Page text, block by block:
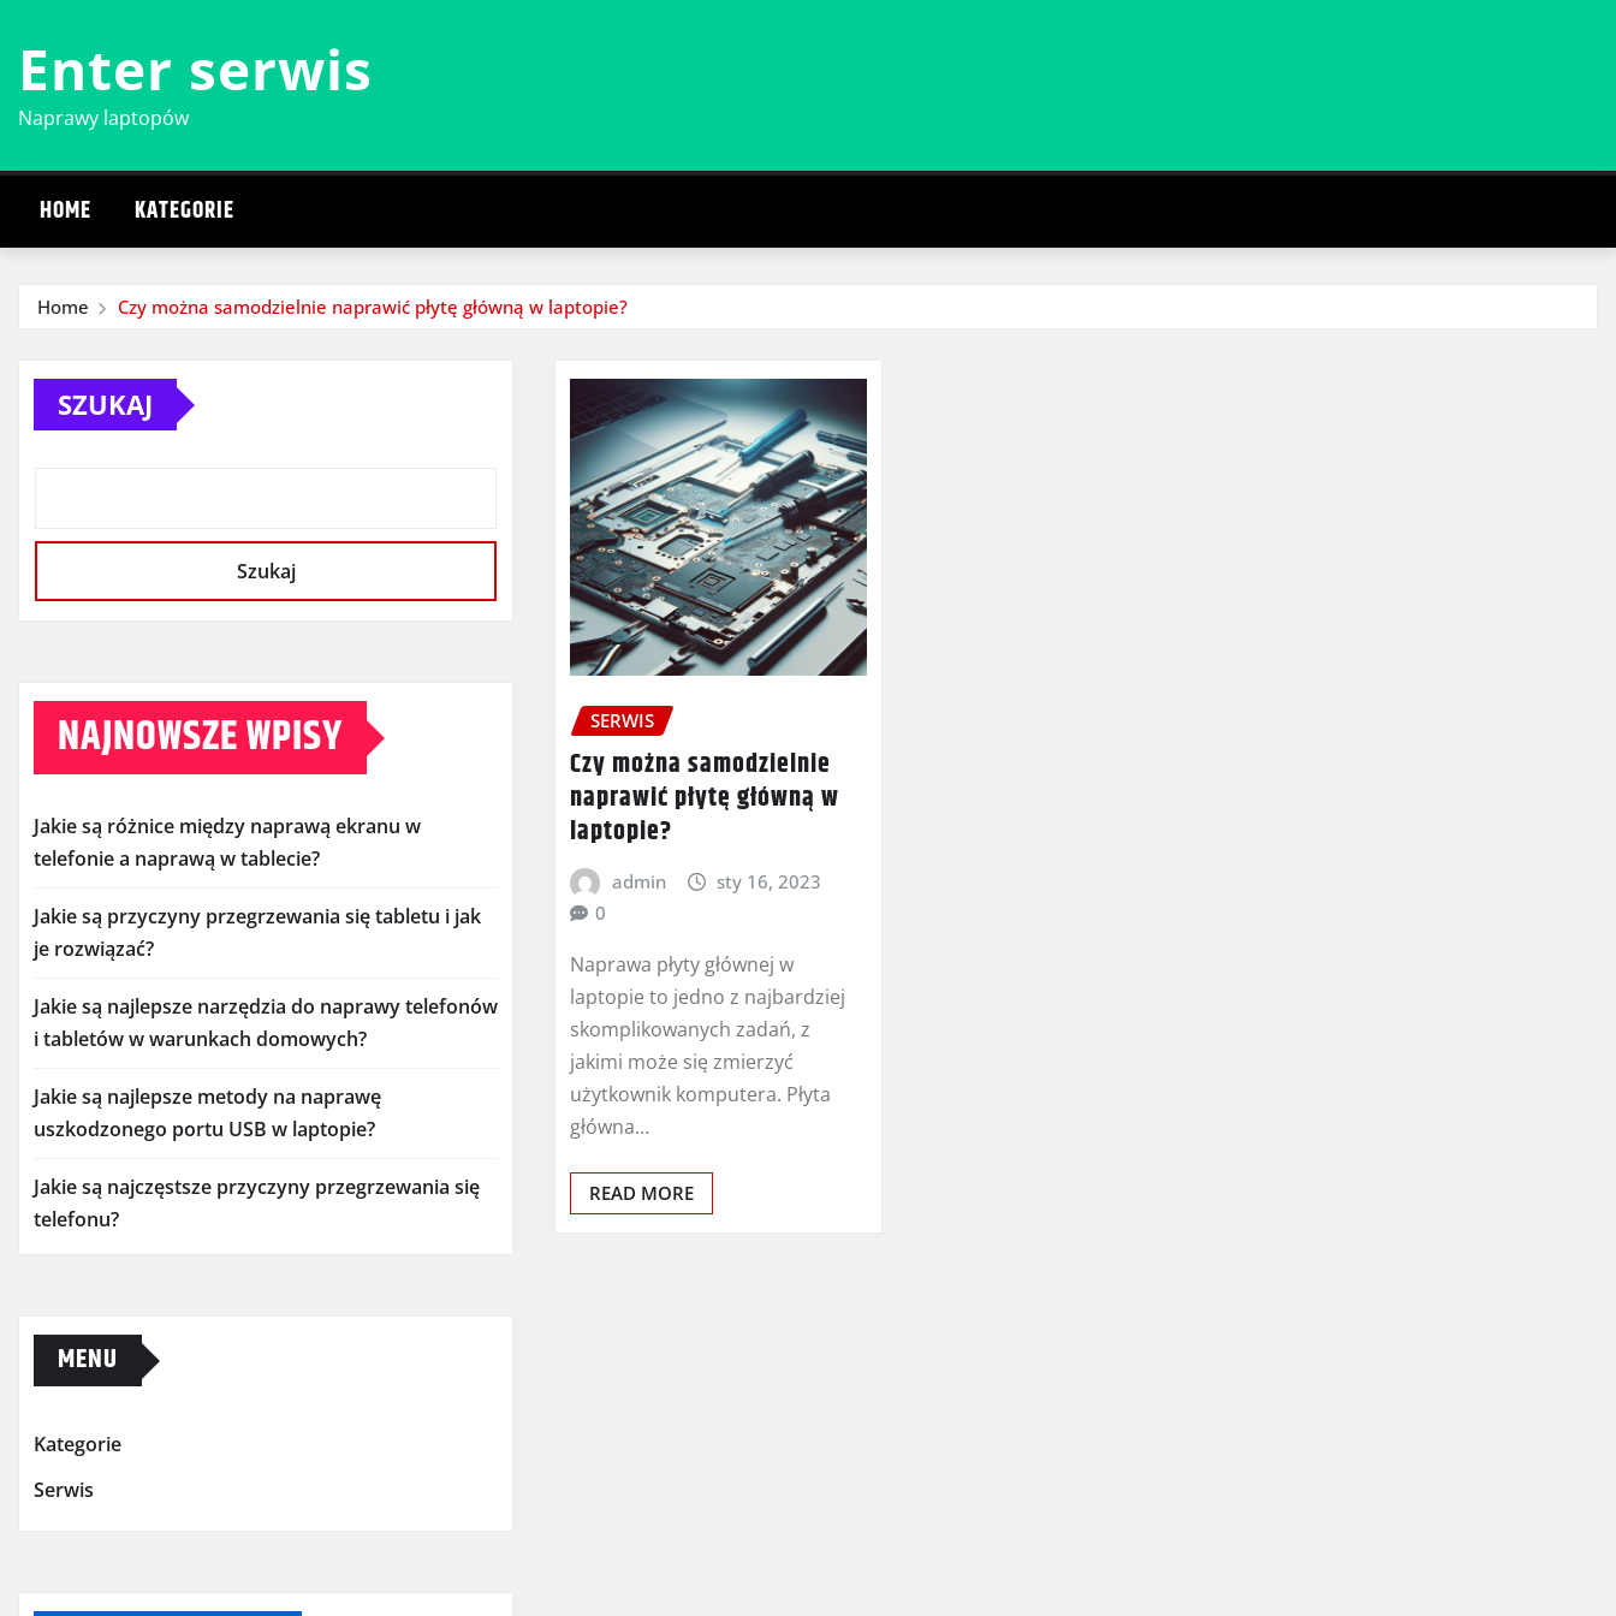
content
Enter serwis
Naprawy laptopów
HOME KATEGORIE
Home Czy można samodzielnie naprawić płytę główną w laptopie?
SZUKAJ
Szukaj
NAJNOWSZE WPISY
Jakie są różnice między naprawą ekranu w
telefonie a naprawą w tablecie?
Jakie są przyczyny przegrzewania się tabletu i jak
je rozwiązać?
Jakie są najlepsze narzędzia do naprawy telefonów
i tabletów w warunkach domowych?
Jakie są najlepsze metody na naprawę
uszkodzonego portu USB w laptopie?
Jakie są najczęstsze przyczyny przegrzewania się
telefonu?
MENU
Kategorie
Serwis
SERWIS
Czy można samodzielnie
naprawić płytę główną w
laptopie?
admin
sty 16, 2023
0
Naprawa płyty głównej w
laptopie to jedno z najbardziej
skomplikowanych zadań, z
jakimi może się zmierzyć
użytkownik komputera. Płyta
główna…
READ MORE